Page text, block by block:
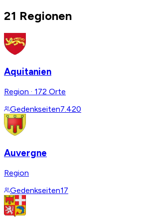
21 Regionen
Aquitanien
Region · 172 Orte
Gedenkseiten7.420
Auvergne
Region
Gedenkseiten17